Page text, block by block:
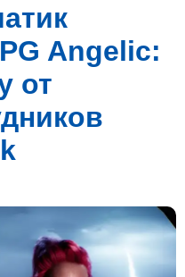
Angelic:
от